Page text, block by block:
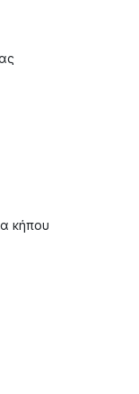
κήπου